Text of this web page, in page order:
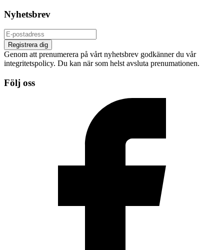
Nyhetsbrev
Registrera dig
Genom att prenumerera på vårt nyhetsbrev godkänner du vår
integritetspolicy. Du kan när som helst avsluta prenumationen.
Följ oss